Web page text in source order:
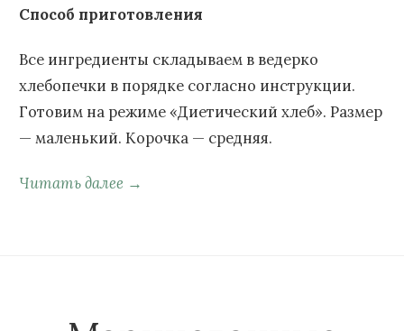
Способ приготовления
Все ингредиенты складываем в ведерко
хлебопечки в порядке согласно инструкции.
Готовим на режиме «Диетический хлеб». Размер
— маленький. Корочка — средняя.
Читать далее →